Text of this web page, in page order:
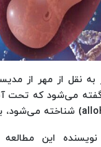
نقل از مهر از
گفته می‌شود که تحت
نویسنده این